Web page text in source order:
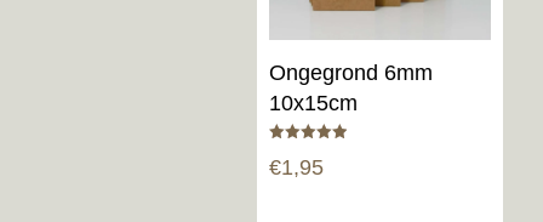
Ongegrond 6mm
10x15cm
5.00
uit 5
€1,95